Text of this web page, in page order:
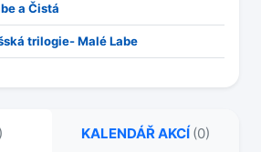
a Čistá
trilogie- Malé Labe
KALENDÁŘ AKCÍ (0)